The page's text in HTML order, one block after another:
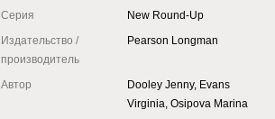
Серия
New Round-Up
Издательство /
производитель
Pearson Longman
Автор
Dooley Jenny, Evans
Virginia, Osipova Marina